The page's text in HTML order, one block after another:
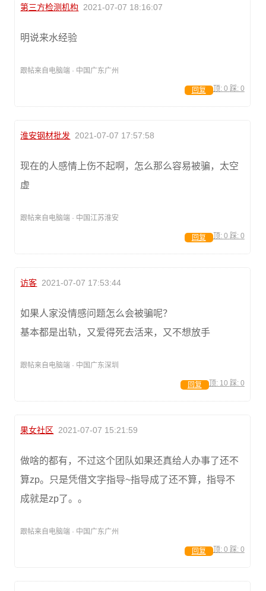
第三方检测机构 2021-07-07 18:16:07
明说来水经验
跟帖来自电脑端 · 中国广东广州
顶: 0 踩: 0
回复
淮安钢材批发 2021-07-07 17:57:58
现在的人感情上伤不起啊，怎么那么容易被骗，太空
虚
跟帖来自电脑端 · 中国江苏淮安
顶: 0 踩: 0
回复
访客 2021-07-07 17:53:44
如果人家没情感问题怎么会被骗呢？
基本都是出轨，又爱得死去活来，又不想放手
跟帖来自电脑端 · 中国广东深圳
顶: 10 踩: 0
回复
果女社区 2021-07-07 15:21:59
做啥的都有，不过这个团队如果还真给人办事了还不
算zp。只是凭借文字指导~指导成了还不算，指导不
成就是zp了。。
跟帖来自电脑端 · 中国广东广州
顶: 0 踩: 0
回复